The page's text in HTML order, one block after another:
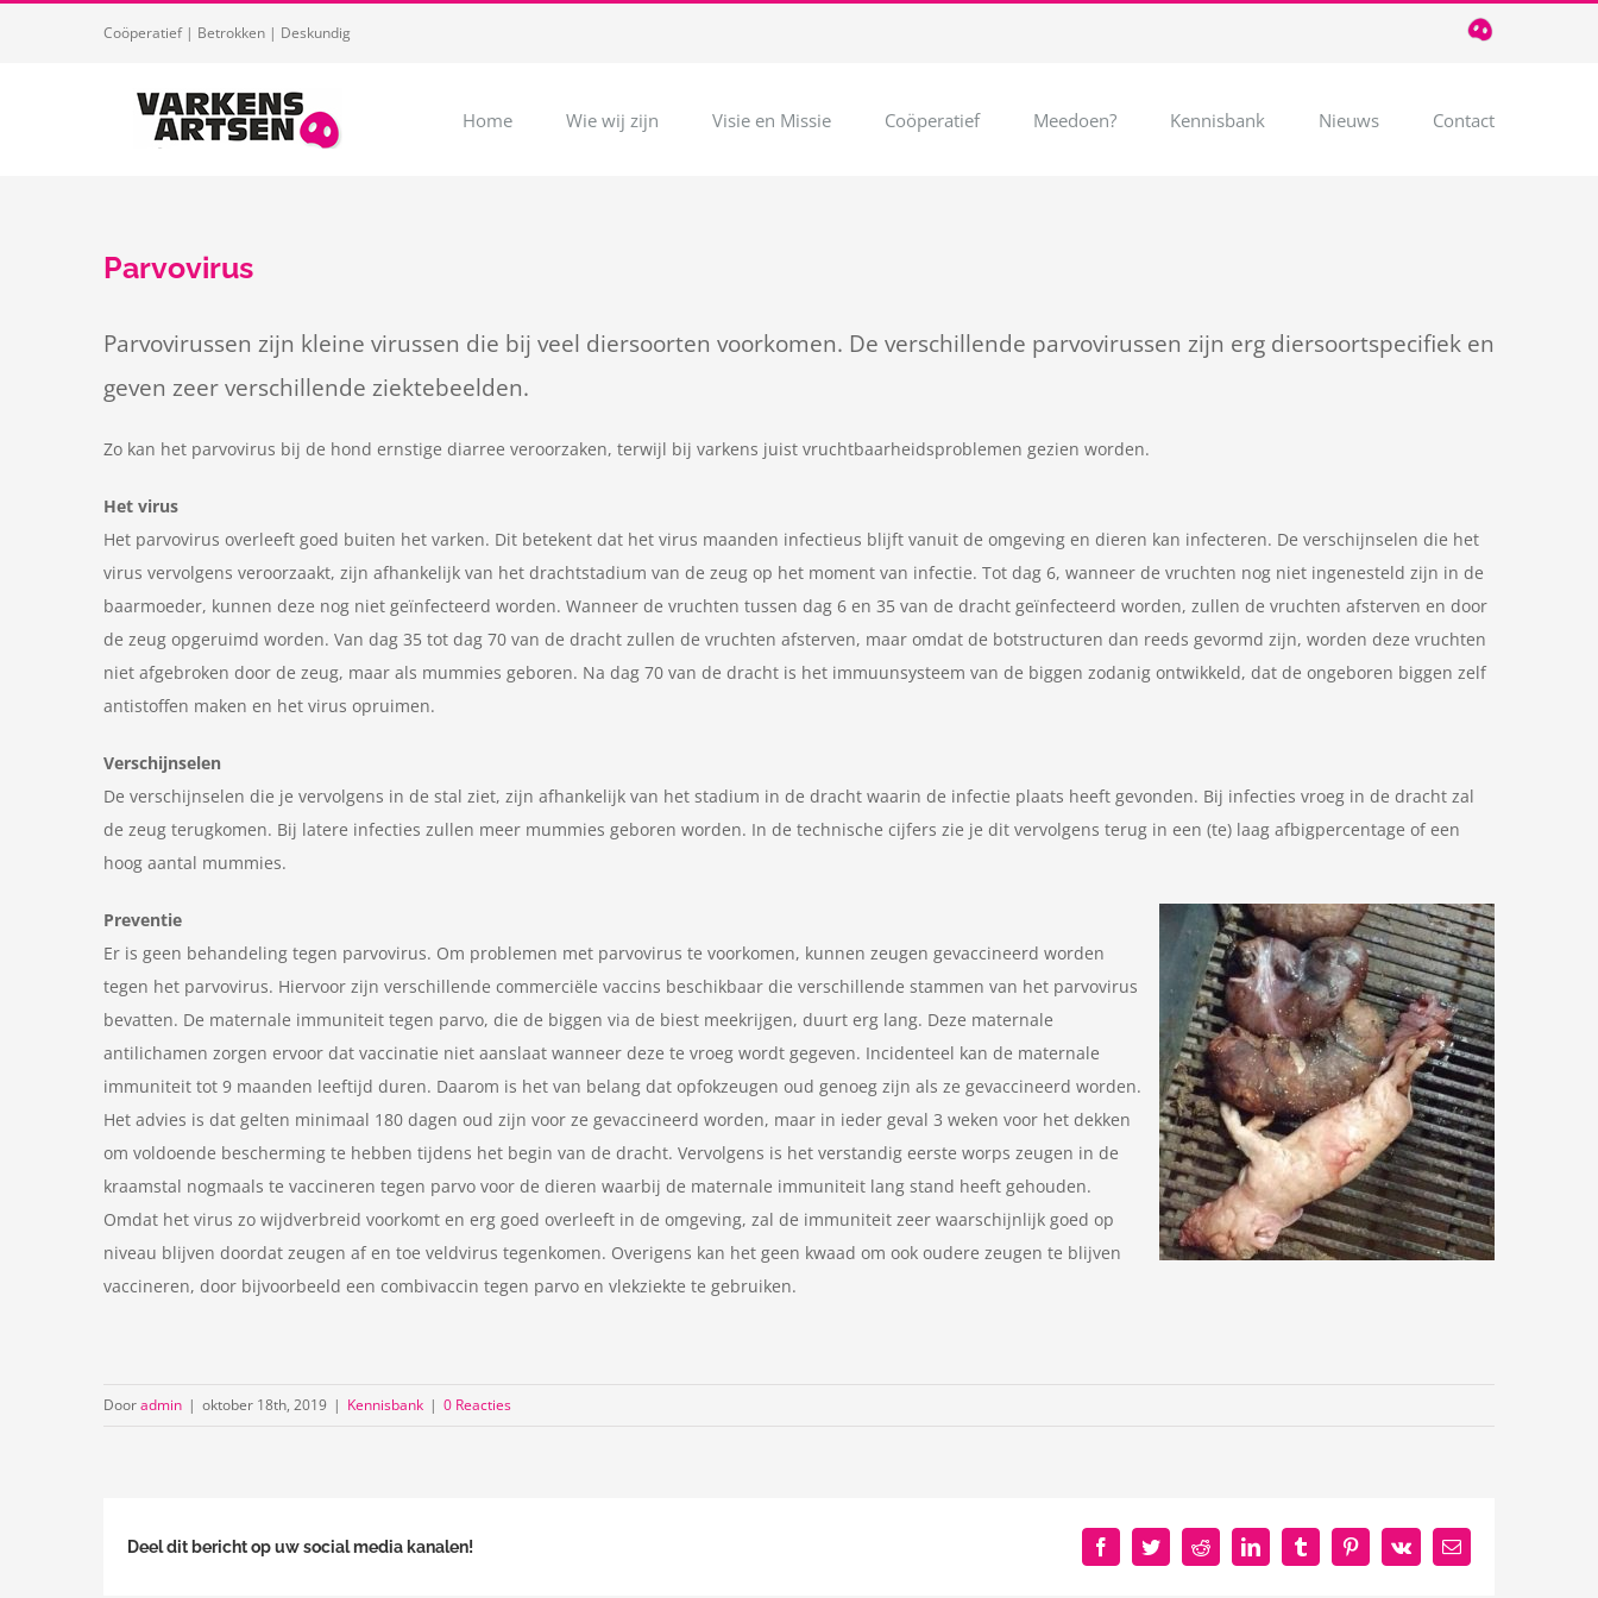
Coöperatief | Betrokken | Deskundig
T
085
Home Wie wij zijn Visie en Missie Coöperatief Meedoen? Kennisbank Nieuws Contact
Parvovirus
Parvovirussen zijn kleine virussen die bij veel diersoorten voorkomen. De verschillende parvovirussen zijn erg diersoortspecifiek en
geven zeer verschillende ziektebeelden.
Zo kan het parvovirus bij de hond ernstige diarree veroorzaken, terwijl bij varkens juist vruchtbaarheidsproblemen gezien worden.
Het virus
Het parvovirus overleeft goed buiten het varken. Dit betekent dat het virus maanden infectieus blijft vanuit de omgeving en dieren kan infecteren. De verschijnselen die het
virus vervolgens veroorzaakt, zijn afhankelijk van het drachtstadium van de zeug op het moment van infectie. Tot dag 6, wanneer de vruchten nog niet ingenesteld zijn in de
baarmoeder, kunnen deze nog niet geïnfecteerd worden. Wanneer de vruchten tussen dag 6 en 35 van de dracht geïnfecteerd worden, zullen de vruchten afsterven en door
de zeug opgeruimd worden. Van dag 35 tot dag 70 van de dracht zullen de vruchten afsterven, maar omdat de botstructuren dan reeds gevormd zijn, worden deze vruchten
niet afgebroken door de zeug, maar als mummies geboren. Na dag 70 van de dracht is het immuunsysteem van de biggen zodanig ontwikkeld, dat de ongeboren biggen zelf
antistoffen maken en het virus opruimen.
Verschijnselen
De verschijnselen die je vervolgens in de stal ziet, zijn afhankelijk van het stadium in de dracht waarin de infectie plaats heeft gevonden. Bij infecties vroeg in de dracht zal
de zeug terugkomen. Bij latere infecties zullen meer mummies geboren worden. In de technische cijfers zie je dit vervolgens terug in een (te) laag afbigpercentage of een
hoog aantal mummies.
Preventie
Er is geen behandeling tegen parvovirus. Om problemen met parvovirus te voorkomen, kunnen zeugen gevaccineerd worden
tegen het parvovirus. Hiervoor zijn verschillende commerciële vaccins beschikbaar die verschillende stammen van het parvovirus
bevatten. De maternale immuniteit tegen parvo, die de biggen via de biest meekrijgen, duurt erg lang. Deze maternale
antilichamen zorgen ervoor dat vaccinatie niet aanslaat wanneer deze te vroeg wordt gegeven. Incidenteel kan de maternale
immuniteit tot 9 maanden leeftijd duren. Daarom is het van belang dat opfokzeugen oud genoeg zijn als ze gevaccineerd worden.
Het advies is dat gelten minimaal 180 dagen oud zijn voor ze gevaccineerd worden, maar in ieder geval 3 weken voor het dekken
om voldoende bescherming te hebben tijdens het begin van de dracht. Vervolgens is het verstandig eerste worps zeugen in de
kraamstal nogmaals te vaccineren tegen parvo voor de dieren waarbij de maternale immuniteit lang stand heeft gehouden.
Omdat het virus zo wijdverbreid voorkomt en erg goed overleeft in de omgeving, zal de immuniteit zeer waarschijnlijk goed op
niveau blijven doordat zeugen af en toe veldvirus tegenkomen. Overigens kan het geen kwaad om ook oudere zeugen te blijven
vaccineren, door bijvoorbeeld een combivaccin tegen parvo en vlekziekte te gebruiken.
Dooradmin | oktober 18th, 2019 | Kennisbank | 0 Reacties
Deel dit bericht op uw social media kanalen! FacebookTwitterRedditLinkedInTumblr PinterestVk
E-
mail